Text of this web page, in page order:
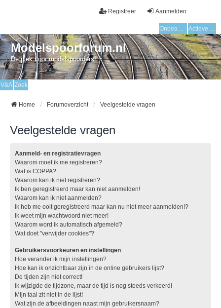
Aanmelden
Registreer
Onbeantwoorde onderwerpen Actieve onderwerpen
Modelspoorforum.nl
De plek voor modelspoorders!
V&A Zoek
Home Forumoverzicht Veelgestelde vragen
Veelgestelde vragen
Aanmeld- en registratievragen
Waarom moet ik me registreren?
Wat is COPPA?
Waarom kan ik niet registreren?
Ik ben geregistreerd maar kan niet aanmelden!
Waarom kan ik niet aanmelden?
Ik heb me ooit geregistreerd maar kan nu niet meer aanmelden!?
Ik weet mijn wachtwoord niet meer!
Waarom word ik automatisch afgemeld?
Wat doet "verwijder cookies"?
Gebruikersvoorkeuren en instellingen
Hoe verander ik mijn instellingen?
Hoe kan ik onzichtbaar zijn in de online gebruikers lijst?
De tijden zijn niet correct!
Ik wijzigde de tijdzone, maar de tijd is nog steeds verkeerd!
Mijn taal zit niet in de lijst!
Wat zijn de afbeeldingen naast mijn gebruikersnaam?